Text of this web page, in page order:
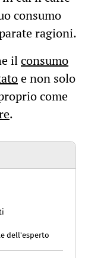
consumo
ragioni.
ilconsumo
e non solo
come
.
dell'esperto